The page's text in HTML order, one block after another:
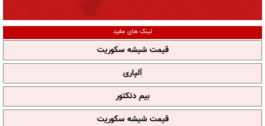
لینک های مفید
قیمت شیشه سکوریت
آلپاری
بیم دتکتور
قیمت شیشه سکوریت